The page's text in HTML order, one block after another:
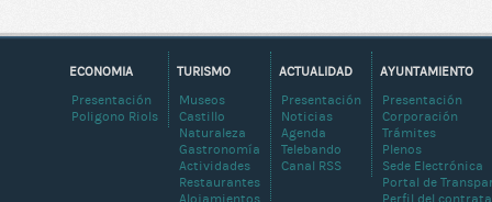
AYUNTAMIENTO
Presentación
Corporación
Trámites
Plenos
Sede Electrónica
Portal de
Perfil del
ACTUALIDAD
Presentación
Noticias
Agenda
Telebando
Canal RSS
TURISMO
Museos
Castillo
Naturaleza
Gastronomía
Actividades
Restaurantes
Alojamientos
ECONOMIA
Presentación
Poligono Riols